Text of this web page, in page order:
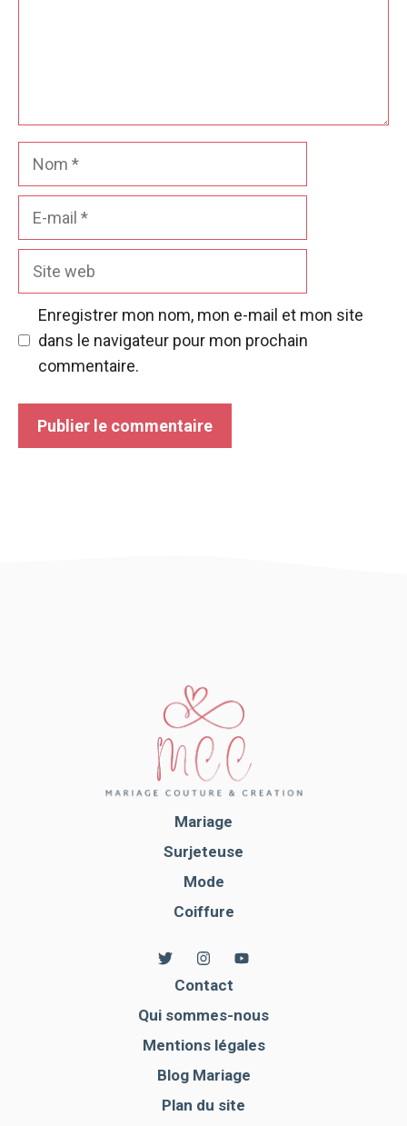
Enregistrer mon nom, mon e-mail et mon site
dans le navigateur pour mon prochain
commentaire.
Mariage
Surjeteuse
Mode
Coiffure
Contact
Qui sommes-nous
Mentions légales
Blog Mariage
Plan du site